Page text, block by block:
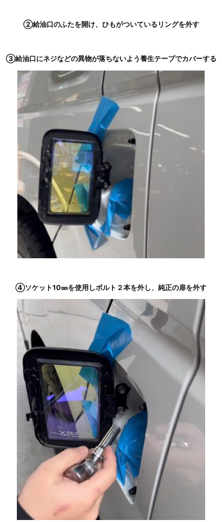
②給油口のふたを開け、ひもがついているリングを外す
③給油口にネジなどの異物が落ちないよう養生テープでカバーする
④ソケット10㎜を使用しボルト２本を外し、純正の扉を外す